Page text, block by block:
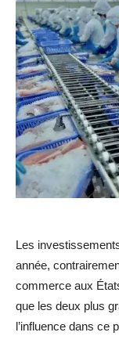
Les
année,
commerce aux
que les deux plus
l’influence dans ce